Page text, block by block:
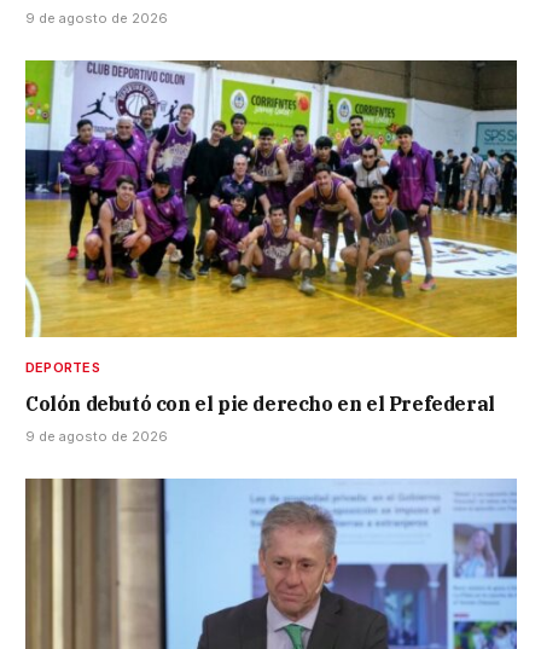
9 de agosto de 2026
DEPORTES
Colón debutó con el pie derecho en el Prefederal
9 de agosto de 2026